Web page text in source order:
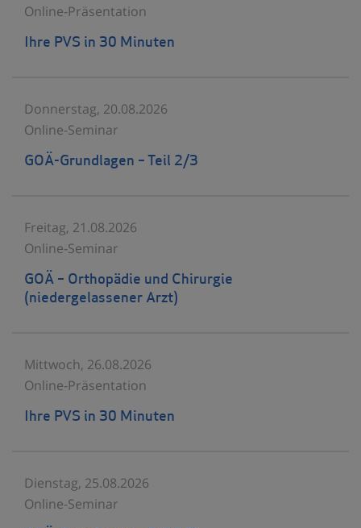
Online-Präsentation
Ihre PVS in 30 Minuten
Donnerstag, 20.08.2026
Online-Seminar
GOÄ-Grundlagen – Teil 2/3
Freitag, 21.08.2026
Online-Seminar
GOÄ – Orthopädie und Chirurgie
(niedergelassener Arzt)
Mittwoch, 26.08.2026
Online-Präsentation
Ihre PVS in 30 Minuten
Dienstag, 25.08.2026
Online-Seminar